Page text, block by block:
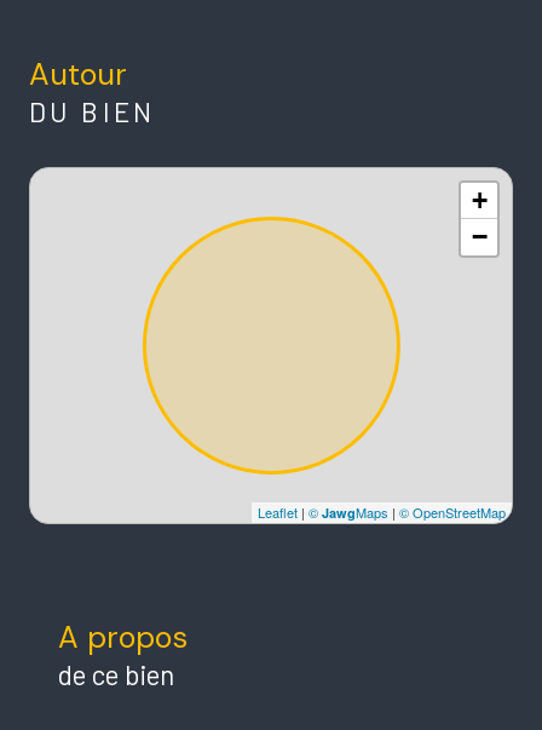
Autour
DU BIEN
+
−
Leaflet | © JawgMaps | © OpenStreetMap
A propos
de ce bien